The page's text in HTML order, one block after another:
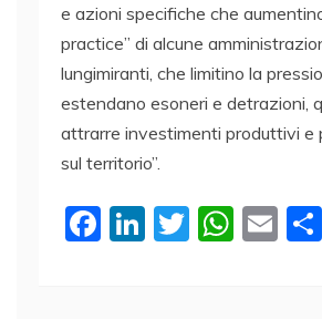
e azioni specifiche che
practice” di alcune
lungimiranti, che limitino la
estendano esoneri e detrazioni,
attrarre investimenti produttivi e
sul territorio”.
F
Li T
W E